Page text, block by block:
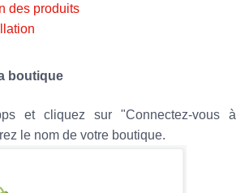
des produits
boutique
et cliquez sur "Connectez-vous à
le nom de votre boutique.